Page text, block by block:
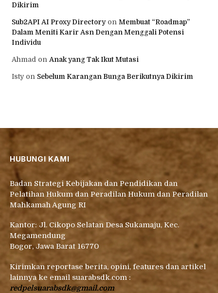
Dikirim
Sub2API AI Proxy Directoryon Membuat “Roadmap”
Dalam Meniti Karir Asn Dengan Menggali Potensi
Individu
Ahmad on Anak yang Tak Ikut Mutasi
Istyon Sebelum Karangan Bunga Berikutnya Dikirim
HUBUNGI KAMI
Badan Strategi Kebijakan dan Pendidikan dan
Pelatihan Hukum dan Peradilan Hukum dan Peradilan
Mahkamah Agung RI
Kantor: Jl. Cikopo Selatan Desa Sukamaju, Kec.
Megamendung
Bogor, Jawa Barat 16770
Kirimkan reportase berita, opini, features dan artikel
lainnya ke email suarabsdk.com :
redpelsuarabsdk@gmail.com